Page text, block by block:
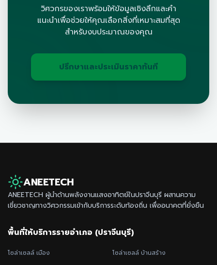
วิศวกรของเราพร้อมให้ข้อมูลเชิงลึกและคำ
แนะนำเพื่อช่วยให้คุณเลือกสิ่งที่เหมาะสมที่สุด
สำหรับงบประมาณของคุณ
ปรึกษาและประเมินราคาทันที
ANEETECH
ANEETECH ผู้นำด้านพลังงานแสงอาทิตย์ในปราจีนบุรี ผสานความ
เชี่ยวชาญทางวิศวกรรมเข้ากับบริการระดับท้องถิ่น เพื่ออนาคตที่ยั่งยืน
พื้นที่ให้บริการรายอำเภอ (ปราจีนบุรี)
โซล่าเซลล์ เมือง โซล่าเซลล์ บ้านสร้าง